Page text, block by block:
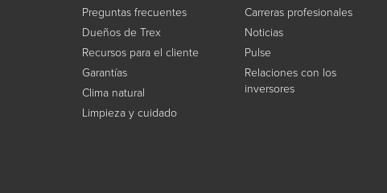
Preguntas frecuentes
Dueños de Trex
Recursos para el cliente
Garantías
Clima natural
Limpieza y cuidado
Carreras profesionales
Noticias
Pulse
Relaciones con los
inversores